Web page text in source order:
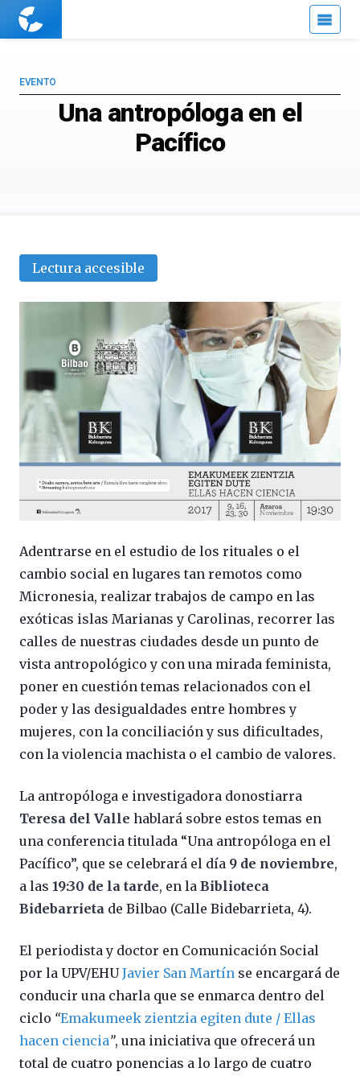
Cuaderno
Una antropóloga en el
Pacífico
EVENTO
Lectura accesible
Adentrarse en el estudio de los rituales o el
cambio social en lugares tan remotos como
Micronesia, realizar trabajos de campo en las
exóticas islas Marianas y Carolinas, recorrer las
calles de nuestras ciudades desde un punto de
vista antropológico y con una mirada feminista,
poner en cuestión temas relacionados con el
poder y las desigualdades entre hombres y
mujeres, con la conciliación y sus dificultades,
con la violencia machista o el cambio de valores.
La antropóloga e investigadora donostiarra
Teresa del Valle hablará sobre estos temas en
una conferencia titulada “Una antropóloga en el
Pacífico”, que se celebrará el día 9 de noviembre,
a las 19:30 de la tarde, en la Biblioteca
Bidebarrieta de Bilbao (Calle Bidebarrieta, 4).
El periodista y doctor en Comunicación Social
por la UPV/EHUJavier San Martín se encargará de
conducir una charla que se enmarca dentro del
ciclo “Emakumeek zientzia egiten dute / Ellas
hacen ciencia”, una iniciativa que ofrecerá un
total de cuatro ponencias a lo largo de cuatro